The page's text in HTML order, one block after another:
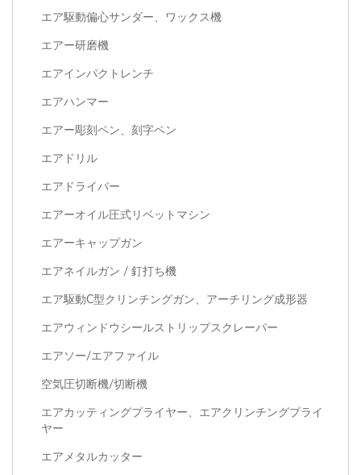
エア駆動偏心サンダー、ワックス機
エアー研磨機
エアインパクトレンチ
エアハンマー
エアー彫刻ペン、刻字ペン
エアドリル
エアドライバー
エアーオイル圧式リベットマシン
エアーキャップガン
エアネイルガン / 釘打ち機
エア駆動C型クリンチングガン、アーチリング成形器
エアウィンドウシールストリップスクレーパー
エアソー/エアファイル
空気圧切断機/切断機
エアカッティングプライヤー、エアクリンチングプライ
ヤー
エアメタルカッター